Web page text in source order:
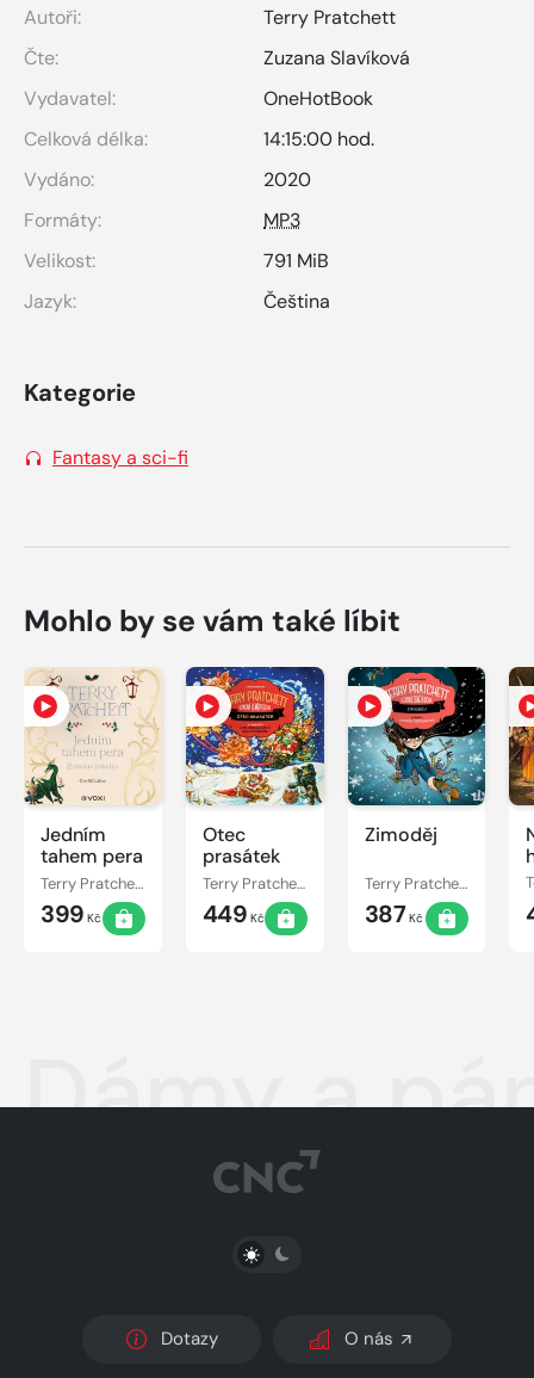
Autoři:
Terry Pratchett
Čte:
Zuzana Slavíková
Vydavatel:
OneHotBook
Celková délka:
14:15:00 hod.
Vydáno:
2020
Formáty:
MP3
Velikost:
791 MiB
Jazyk:
Čeština
Kategorie
Fantasy a sci-fi
Mohlo by se vám také líbit
Jedním
tahem pera
Terry Pratchett
399 Kč
Otec
prasátek
Terry Pratchett
449 Kč
Zimoděj
Terry Pratchett
387 Kč
Dámy a
PŘEPNOUT SVĚTLÝ/TMAVÝ REŽIM
Dotazy O nás